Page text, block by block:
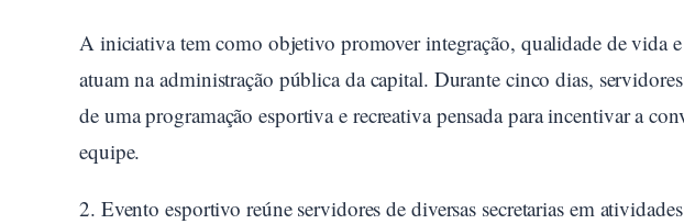
A iniciativa tem como objetivo promover integração, qualidade de vida
atuam na administração pública da capital. Durante cinco dias,
de uma programação esportiva e recreativa pensada para incentivar a
equipe.
2. Evento esportivo reúne servidores de diversas secretarias em